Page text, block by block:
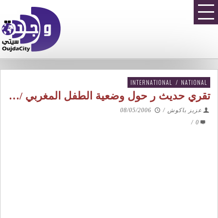
INTERNATIONAL / NATIONAL
تقري حديث ر حول وضعية الطفل المغربي /…
عزيز باكوش /
08/05/2006
0
/